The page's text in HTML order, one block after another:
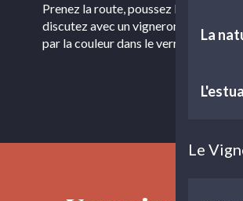
La
Le
Prenez la route, poussez la porte d’un
discutez avec un vigneron… et
par la couleur dans le verre.